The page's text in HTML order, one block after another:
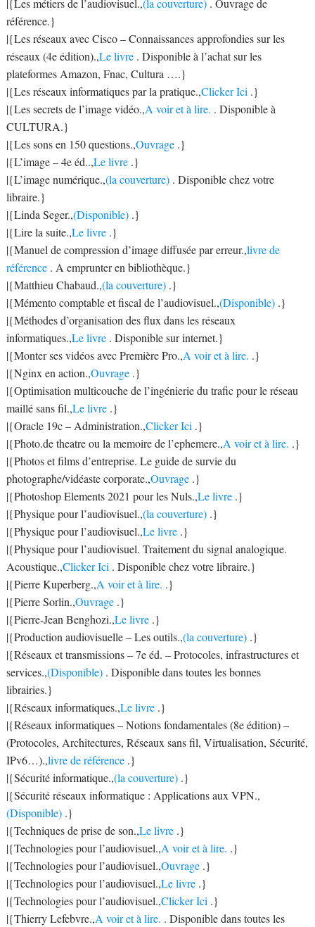
référence.}
|{Les réseaux avec Cisco – Connaissances approfondies sur les
réseaux (4e édition).,Le livre . Disponible à l’achat sur les
plateformes Amazon, Fnac, Cultura ….}
|{Les réseaux informatiques par la pratique.,Clicker Ici .}
|{Les secrets de l’image vidéo.,A voir et à lire. . Disponible à
CULTURA.}
|{Les sons en 150 questions.,Ouvrage .}
|{L’image – 4e éd..,Le livre .}
|{L’image numérique.,(la couverture) . Disponible chez votre
libraire.}
|{Linda Seger.,(Disponible) .}
|{Lire la suite.,Le livre .}
|{Manuel de compression d’image diffusée par erreur.,livre de
référence . A emprunter en bibliothèque.}
|{Matthieu Chabaud.,(la couverture) .}
|{Mémento comptable et fiscal de l’audiovisuel.,(Disponible) .}
|{Méthodes d’organisation des flux dans les réseaux
informatiques.,Le livre . Disponible sur internet.}
|{Monter ses vidéos avec Première Pro.,A voir et à lire. .}
|{Nginx en action.,Ouvrage .}
|{Optimisation multicouche de l’ingénierie du trafic pour le réseau
maillé sans fil.,Le livre .}
|{Oracle 19c – Administration.,Clicker Ici .}
|{Photo.de theatre ou la memoire de l’ephemere.,A voir et à lire. .}
|{Photos et films d’entreprise. Le guide de survie du
photographe/vidéaste corporate.,Ouvrage .}
|{Photoshop Elements 2021 pour les Nuls.,Le livre .}
|{Physique pour l’audiovisuel.,(la couverture) .}
|{Physique pour l’audiovisuel.,Le livre .}
|{Physique pour l’audiovisuel. Traitement du signal analogique.
Acoustique.,Clicker Ici . Disponible chez votre libraire.}
|{Pierre Kuperberg.,A voir et à lire. .}
|{Pierre Sorlin.,Ouvrage .}
|{Pierre-Jean Benghozi.,Le livre .}
|{Production audiovisuelle – Les outils.,(la couverture) .}
|{Réseaux et transmissions – 7e éd. – Protocoles, infrastructures et
services.,(Disponible) . Disponible dans toutes les bonnes
librairies.}
|{Réseaux informatiques.,Le livre .}
|{Réseaux informatiques – Notions fondamentales (8e édition) –
(Protocoles, Architectures, Réseaux sans fil, Virtualisation, Sécurité,
IPv6…).,livre de référence .}
|{Sécurité informatique.,(la couverture) .}
|{Sécurité réseaux informatique : Applications aux VPN.,
(Disponible) .}
|{Techniques de prise de son.,Le livre .}
|{Technologies pour l’audiovisuel.,A voir et à lire. .}
|{Technologies pour l’audiovisuel.,Ouvrage .}
|{Technologies pour l’audiovisuel.,Le livre .}
|{Technologies pour l’audiovisuel.,Clicker Ici .}
|{Thierry Lefebvre.,A voir et à lire. . Disponible dans toutes les